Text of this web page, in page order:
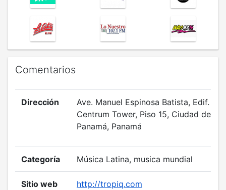
Comentarios
Dirección
Ave. Manuel Espinosa Batista, Edif.
Centrum Tower, Piso 15, Ciudad de
Panamá, Panamá
Categoría Música Latina, musica mundial
Sitio web http://tropiq.com